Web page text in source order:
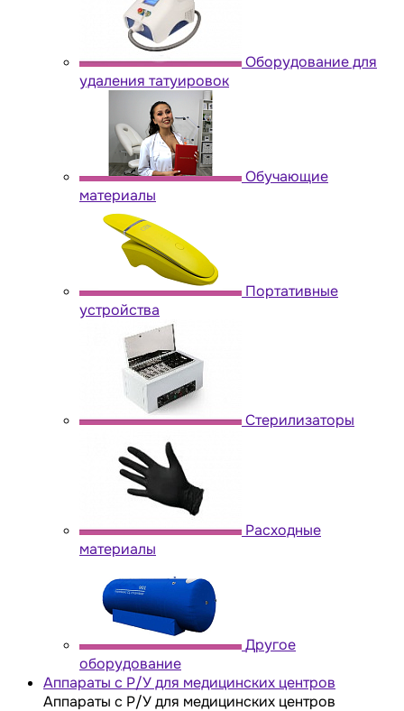
Оборудование для
удаления татуировок
Обучающие
материалы
Портативные
устройства
Стерилизаторы
Расходные
материалы
Другое
оборудование
Аппараты с Р/У для медицинских центров
Аппараты с Р/У для медицинских центров